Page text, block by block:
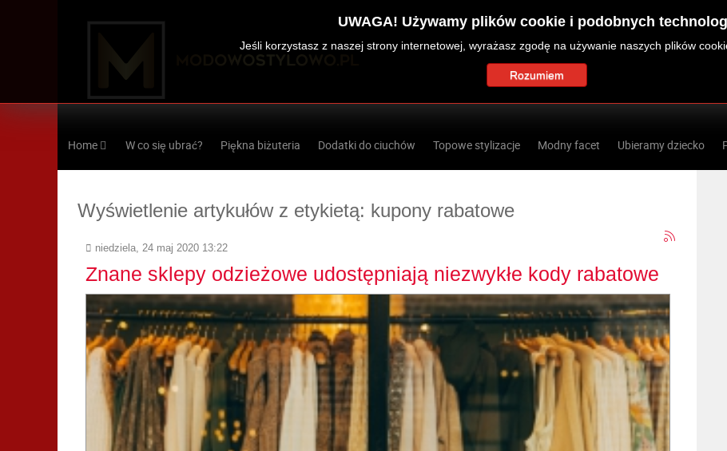
Home W co się ubrać? Piękna biżuteria Dodatki do ciuchów Topowe stylizacje Modny facet Ubieramy dziecko
Wyświetlenie artykułów z etykietą: kupony rabatowe
niedziela, 24 maj 2020 13:22
Znane sklepy odzieżowe udostępniają niezwykłe kody rabatowe
UWAGA! Używamy plików cookie i podobnych
Jeśli korzystasz z naszej strony internetowej, wyrażasz zgodę na używanie naszych plików
Rozumiem